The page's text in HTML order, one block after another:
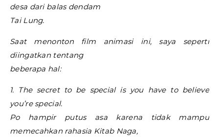
desa dari balas dendam
Tai Lung.
Saat menonton film animasi ini, saya seperti
diingatkan tentang
beberapa hal:
1. The secret to be special is you have to believe
you’re special.
Po hampir putus asa karena tidak mampu
memecahkan rahasia Kitab Naga,